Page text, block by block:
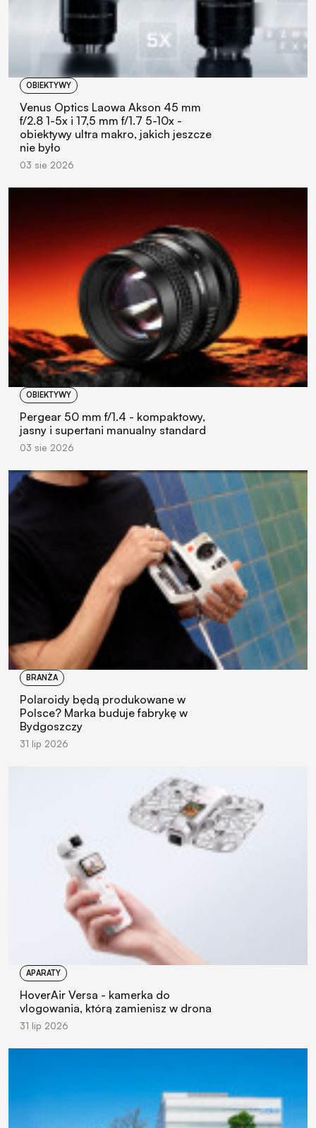
OBIEKTYWY
Venus Optics Laowa Akson 45 mm
f/2.8 1-5x i 17,5 mm f/1.7 5-10x -
obiektywy ultra makro, jakich jeszcze
nie było
03 sie 2026
OBIEKTYWY
Pergear 50 mm f/1.4 - kompaktowy,
jasny i supertani manualny standard
03 sie 2026
BRANŻA
Polaroidy będą produkowane w
Polsce? Marka buduje fabrykę w
Bydgoszczy
31 lip 2026
APARATY
HoverAir Versa - kamerka do
vlogowania, którą zamienisz w drona
31 lip 2026